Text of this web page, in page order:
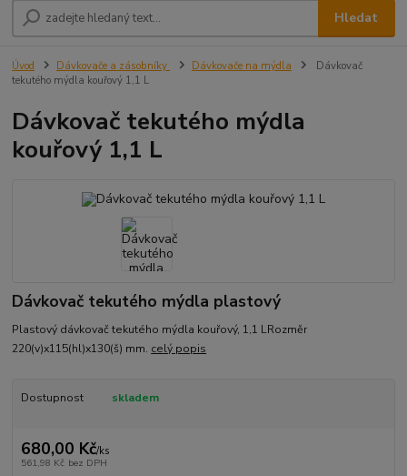
Hledat
Úvod Dávkovače a zásobníky Dávkovače na mýdla
Dávkovač
tekutého mýdla kouřový 1,1 L
Dávkovač tekutého mýdla
kouřový 1,1 L
Dávkovač tekutého mýdla plastový
Plastový dávkovač tekutého mýdla kouřový, 1,1 LRozměr
220(v)x115(hl)x130(š) mm. celý popis
Dostupnost skladem
680,00 Kč/ks
561,98 Kč bez DPH